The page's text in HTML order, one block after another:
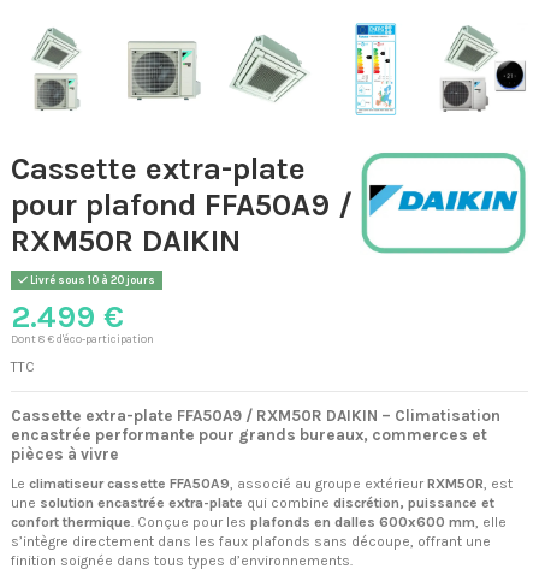
Cassette extra-plate
pour plafond FFA50A9 /
RXM50R DAIKIN
Livré sous 10 à 20 jours
2.499 €
Dont 8 € d'éco-participation
TTC
Cassette extra-plate FFA50A9 / RXM50R DAIKIN – Climatisation
encastrée performante pour grands bureaux, commerces et
pièces à vivre
Le climatiseur cassette FFA50A9 , associé au groupe extérieur RXM50R , est
une solution encastrée extra-plate qui combine discrétion, puissance et
confort thermique . Conçue pour les plafonds en dalles 600x600 mm , elle
s’intègre directement dans les faux plafonds sans découpe, offrant une
finition soignée dans tous types d’environnements.